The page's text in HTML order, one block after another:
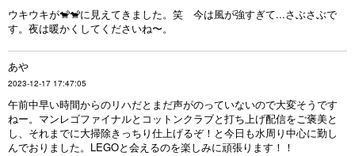
ウキウキが🐒🐒に見えてきました。笑 今は風が強すぎて...さぶさぶで
す。夜は暖かくしてくださいね〜。
あや
2023-12-17 17:47:05
午前中早い時間からのリハだとまだ声がのっていないので大変そうです
ねー。マンレゴファイナルとコットンクラブと打ち上げ配信をご褒美と
し、それまでに大掃除きっちり仕上げるぞ！と今日も水周り中心に勤し
んでおりました。LEGOと会えるのを楽しみに頑張ります！！